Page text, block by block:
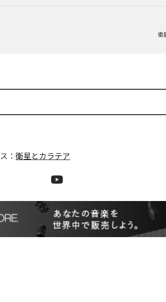
衛
： 衛星とカラテア